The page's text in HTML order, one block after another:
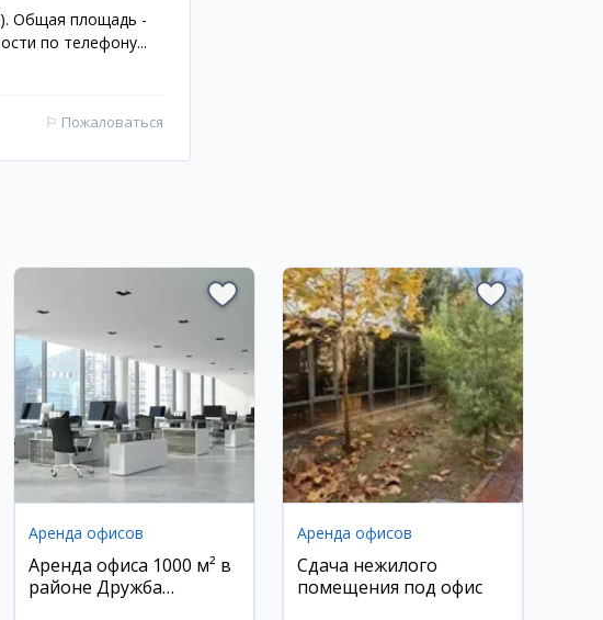
Общая площадь -
по телефону...
⚐ Пожаловаться
Аренда офисов
Аренда офиса 1000 м² в
районе Дружба
Аренда офисов
Сдача нежилого
помещения под офис